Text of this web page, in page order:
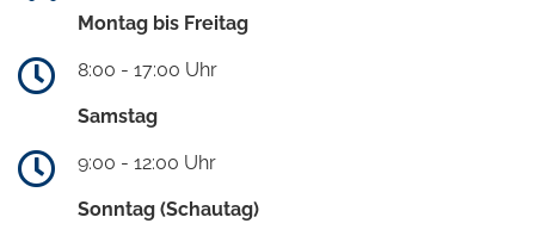
Montag bis Freitag
8:00 - 17:00 Uhr
Samstag
9:00 - 12:00 Uhr
Sonntag (Schautag)